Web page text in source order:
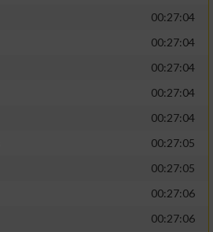
00:27:04
00:27:04
00:27:04
00:27:04
00:27:04
00:27:05
00:27:05
00:27:06
00:27:06